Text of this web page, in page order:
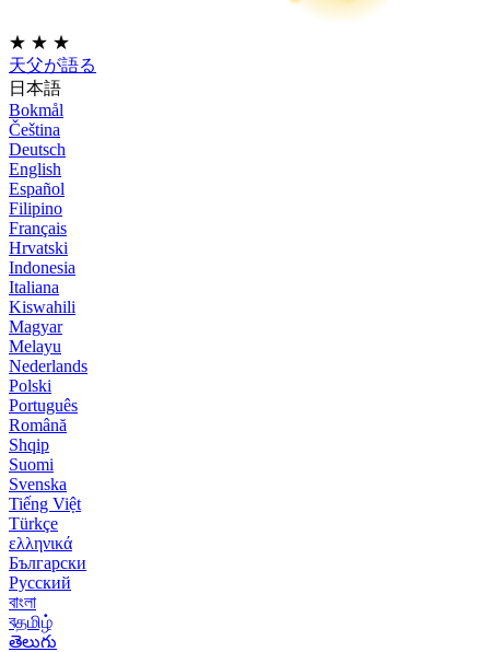
★ ★ ★
天父が語る
日本語
Bokmål
Čeština
Deutsch
English
Español
Filipino
Français
Hrvatski
Indonesia
Italiana
Kiswahili
Magyar
Melayu
Nederlands
Polski
Português
Română
Shqip
Suomi
Svenska
Tiếng Việt
Türkçe
ελληνικά
Български
Русский
বাংলা
বதமிழ்
తెలుగు